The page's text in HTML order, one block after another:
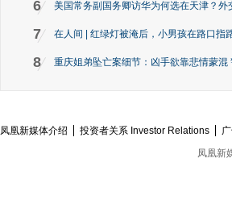
6 美国常务副国务卿访华为何选在天津？外
7 在人间 | 红绿灯被淹后，小男孩在路口指
8 重庆姐弟坠亡案细节：凶手欲靠悲情蒙混
凤凰新媒体介绍 投资者关系 Investor Relations
凤凰新